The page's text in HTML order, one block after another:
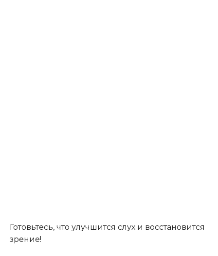
Готовьтесь, что улучшится слух и восстановится
зрение!